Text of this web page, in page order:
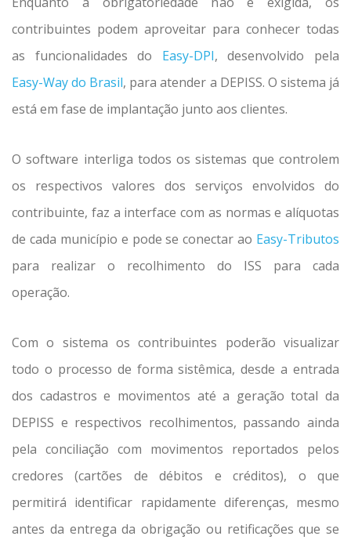
contribuintes podem aproveitar para conhecer todas
as funcionalidades do Easy-DPI, desenvolvido pela
Easy-Way do Brasil, para atender a DEPISS. O sistema já
está em fase de implantação junto aos clientes.
O software interliga todos os sistemas que controlem
os respectivos valores dos serviços envolvidos do
contribuinte, faz a interface com as normas e alíquotas
de cada município e pode se conectar ao Easy-Tributos
para realizar o recolhimento do ISS para cada
operação.
Com o sistema os contribuintes poderão visualizar
todo o processo de forma sistêmica, desde a entrada
dos cadastros e movimentos até a geração total da
DEPISS e respectivos recolhimentos, passando ainda
pela conciliação com movimentos reportados pelos
credores (cartões de débitos e créditos), o que
permitirá identificar rapidamente diferenças, mesmo
antes da entrega da obrigação ou retificações que se